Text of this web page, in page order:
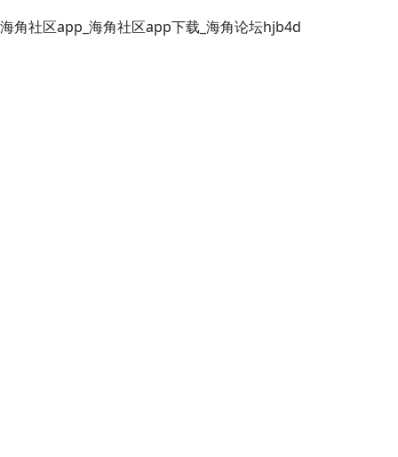
海角社区app_海角社区app下载_海角论坛hjb4d